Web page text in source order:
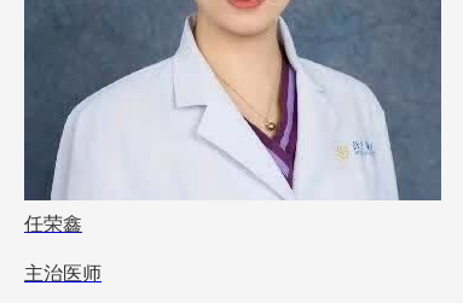
任荣鑫
主治医师